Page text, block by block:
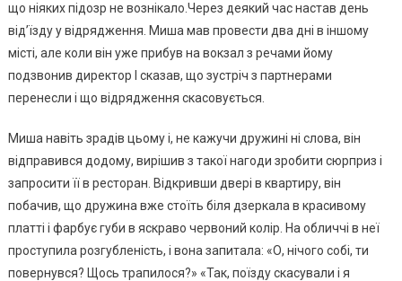
що ніяких підозр не вознікало.Через деякий час настав день
від’їзду у відрядження. Миша мав провести два дні в іншому
місті, але коли він уже прибув на вокзал з речами йому
подзвонив директор І сказав, що зустріч з партнерами
перенесли і що відрядження скасовується.
Миша навіть зрадів цьому і, не кажучи дружині ні слова, він
відправився додому, вирішив з такої нагоди зробити сюрприз і
запросити її в ресторан. Відкривши двері в квартиру, він
побачив, що дружина вже стоїть біля дзеркала в красивому
платті і фарбує губи в яскраво червоний колір. На обличчі в неї
проступила розгубленість, і вона запитала: «О, нічого собі, ти
повернувся? Щось трапилося?» «Так, поїзду скасували і я